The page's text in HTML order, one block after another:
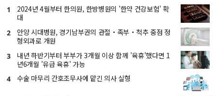
1
2024년 4월부터 한의원, 한방병원의 '한약 건강보험' 확
대
2
안양 시대병원, 경기남부권의 관절・족부・척추 중점 정
형외과로 개원
3
내년 하반기부터 부부가 3개월 이상 함께 '육휴'했다면 1
년6개월 '유급 육휴' 가능
4 수술 마무리 간호조무사에 맡긴 의사 실형